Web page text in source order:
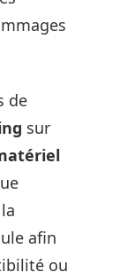
de
sur
afin
ou